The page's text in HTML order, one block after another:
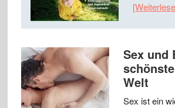
Sex und
Welt
Sex ist ein